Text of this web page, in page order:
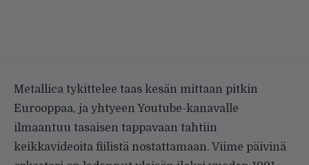
Metallica tykittelee taas kesän mittaan pitkin
Eurooppaa, ja yhtyeen Youtube-kanavalle
ilmaantuu tasaisen tappavaan tahtiin
keikkavideoita fiilistä nostattamaan. Viime päivinä